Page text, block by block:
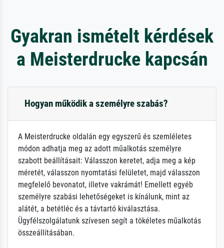
Gyakran ismételt kérdések
a Meisterdrucke kapcsán
Hogyan működik a személyre szabás?
A Meisterdrucke oldalán egy egyszerű és szemléletes
módon adhatja meg az adott műalkotás személyre
szabott beállításait: Válasszon keretet, adja meg a kép
méretét, válasszon nyomtatási felületet, majd válasszon
megfelelő bevonatot, illetve vakrámát! Emellett egyéb
személyre szabási lehetőségeket is kínálunk, mint az
alátét, a betétléc és a távtartó kiválasztása.
Ügyfélszolgálatunk szívesen segít a tökéletes műalkotás
összeállításában.